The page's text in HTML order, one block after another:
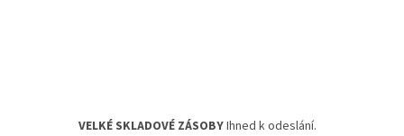
VELKÉ SKLADOVÉ ZÁSOBYIhned k odeslání.